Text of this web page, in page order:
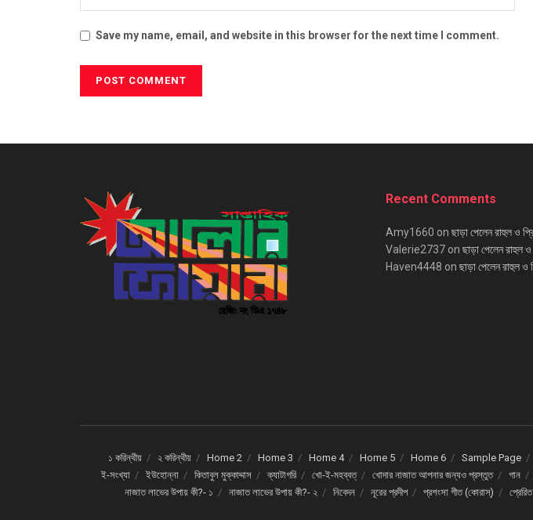
Save my name, email, and website in this browser for the next time I comment.
Recent Comments
Amy1660 on ছাড়া পেলেন রাহুল ও
Valerie2737 on ছাড়া পেলেন রাহুল ও
Haven4448 on ছাড়া পেলেন রাহুল ও
১ করিন্থীয় ২ করিন্থীয় Home 2 Home 3 Home 4 Home 5 Home 6 Sample Page
ই-সংখ্যা
ইউহোন্না কিতাবুল মুক্কাদ্দাস ক্যাটাগরি খো-ই-মহব্বত্ খোদার নাজাত আপনার জন্যও প্রস্তুত গান
নাজাত লাভের উপায় কী?- ১
নাজাত লাভের উপায় কী?- ২ নিবেদন নূরের প্রদীপ প্রশংসা গীত (কোরাস্) প্রেরিত